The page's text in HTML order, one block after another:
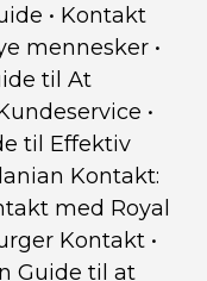
• Kontakt
mennesker •
til At
•
til Effektiv
Kontakt:
med Royal
Kontakt •
Guide til at